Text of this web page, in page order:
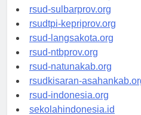
rsud-brebeskab.org
rsud-sulbarprov.org
rsudtpi-kepriprov.org
rsud-langsakota.org
rsud-ntbprov.org
rsud-natunakab.org
rsudkisaran-asahankab.org
rsud-indonesia.org